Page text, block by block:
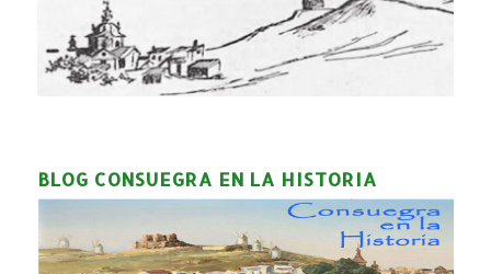
BLOG CONSUEGRA EN LA HISTORIA